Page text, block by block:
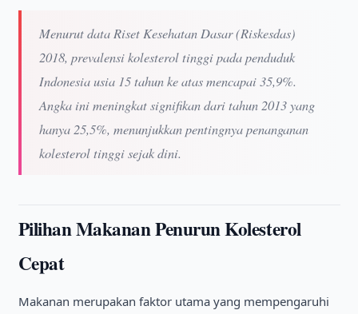
Menurut data Riset Kesehatan Dasar (Riskesdas)
2018, prevalensi kolesterol tinggi pada penduduk
Indonesia usia 15 tahun ke atas mencapai 35,9%.
Angka ini meningkat signifikan dari tahun 2013 yang
hanya 25,5%, menunjukkan pentingnya penanganan
kolesterol tinggi sejak dini.
Pilihan Makanan Penurun Kolesterol
Cepat
Makanan merupakan faktor utama yang mempengaruhi